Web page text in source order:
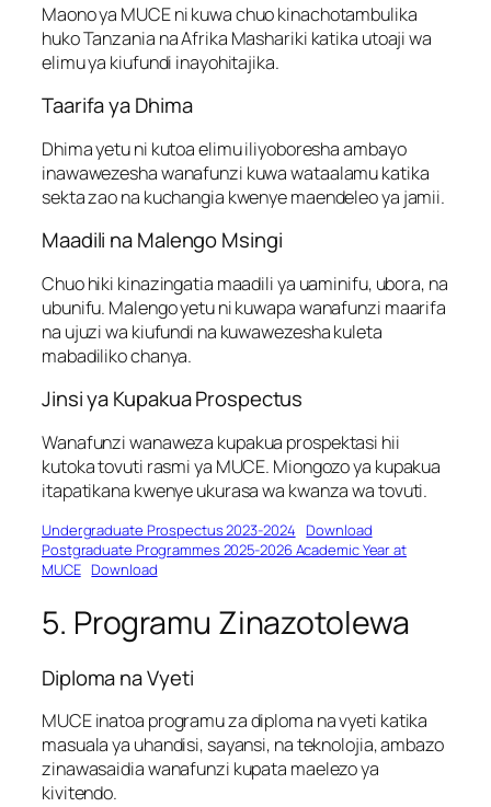
Maono ya MUCE ni kuwa chuo kinachotambulika
huko Tanzania na Afrika Mashariki katika utoaji wa
elimu ya kiufundi inayohitajika.
Taarifa ya Dhima
Dhima yetu ni kutoa elimu iliyoboresha ambayo
inawawezesha wanafunzi kuwa wataalamu katika
sekta zao na kuchangia kwenye maendeleo ya jamii.
Maadili na Malengo Msingi
Chuo hiki kinazingatia maadili ya uaminifu, ubora, na
ubunifu. Malengo yetu ni kuwapa wanafunzi maarifa
na ujuzi wa kiufundi na kuwawezesha kuleta
mabadiliko chanya.
Jinsi ya Kupakua Prospectus
Wanafunzi wanaweza kupakua prospektasi hii
kutoka tovuti rasmi ya MUCE. Miongozo ya kupakua
itapatikana kwenye ukurasa wa kwanza wa tovuti.
Undergraduate Prospectus 2023-2024 Download
Postgraduate Programmes 2025-2026 Academic Year at
MUCE Download
5. Programu Zinazotolewa
Diploma na Vyeti
MUCE inatoa programu za diploma na vyeti katika
masuala ya uhandisi, sayansi, na teknolojia, ambazo
zinawasaidia wanafunzi kupata maelezo ya
kivitendo.